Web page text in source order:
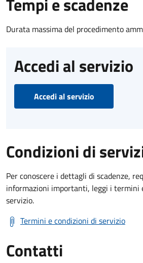
Durata massima del procedimento
Accedi al servizio
Accedi al servizio
Condizioni di
Per conoscere i dettagli di scadenze,
informazioni importanti, leggi i termini
servizio.
Termini e condizioni di servizio
Contatti